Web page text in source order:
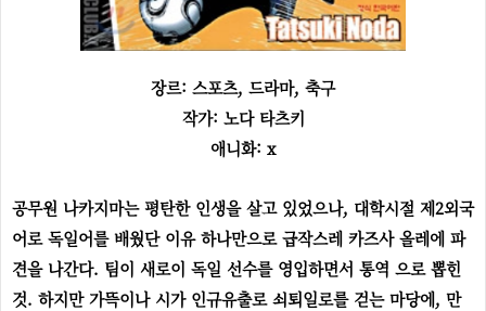
장르: 스포츠, 드라마, 축구
작가: 노다 타츠키
애니화: x
공무원 나카지마는 평탄한 인생을 살고 있었으나, 대학시절 제2외국
어로 독일어를 배웠단 이유 하나만으로 급작스레 카즈사 올레에 파
견을 나간다. 팀이 새로이 독일 선수를 영입하면서 통역 으로 뽑힌
것. 하지만 가뜩이나 시가 인규유출로 쇠퇴일로를 걷는 마당에, 만